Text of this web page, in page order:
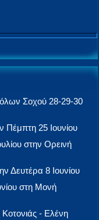
Σοχού 28-29-30
Πέμπτη 25 Ιουνίου
στην Ορεινή
Δευτέρα 8 Ιουνίου
στη Μονή
- Ελένη